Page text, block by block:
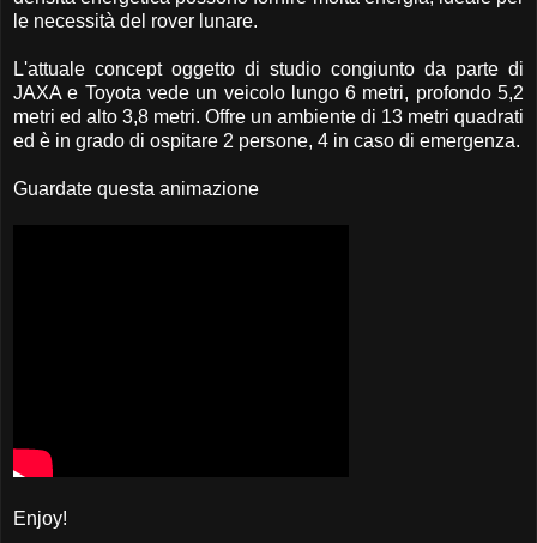
le necessità del rover lunare.
L'attuale concept oggetto di studio congiunto da parte di
JAXA e Toyota vede un veicolo lungo 6 metri, profondo 5,2
metri ed alto 3,8 metri. Offre un ambiente di 13 metri quadrati
ed è in grado di ospitare 2 persone, 4 in caso di emergenza.
Guardate questa animazione
Enjoy!